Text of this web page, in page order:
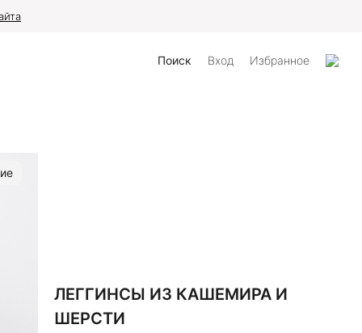
Поиск Вход Избранное
ЛЕГГИНСЫ ИЗ КАШЕМИРА И
ШЕРСТИ